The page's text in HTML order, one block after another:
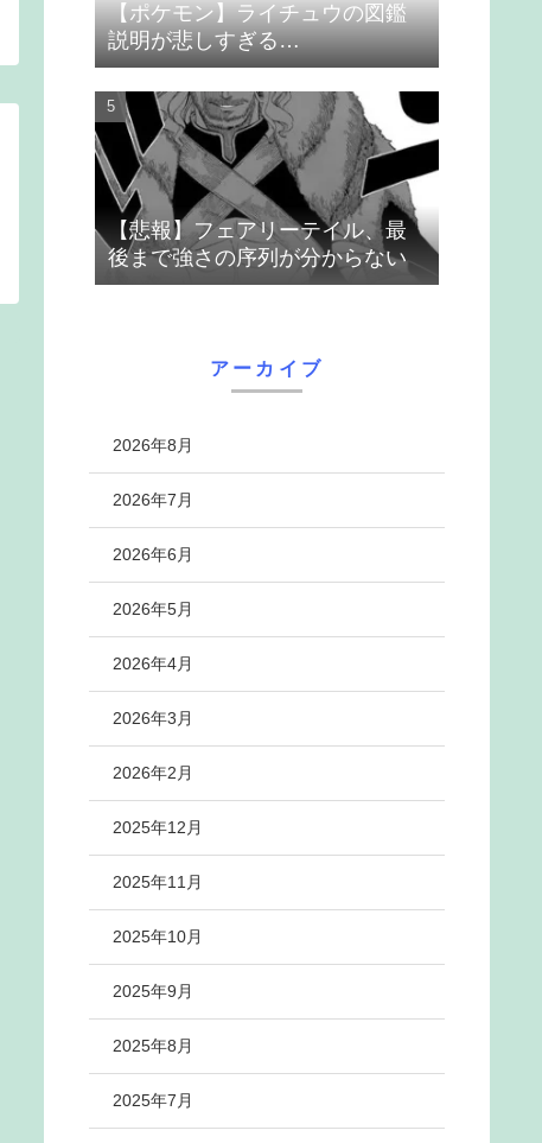
【ポケモン】ライチュウの図鑑
説明が悲しすぎる…
【悲報】フェアリーテイル、最
後まで強さの序列が分からない
アーカイブ
2026年8月
2026年7月
2026年6月
2026年5月
2026年4月
2026年3月
2026年2月
2025年12月
2025年11月
2025年10月
2025年9月
2025年8月
2025年7月